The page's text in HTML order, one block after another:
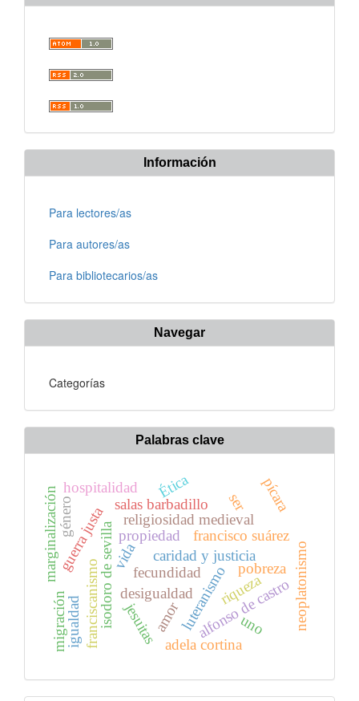
Información
Para lectores/as
Para autores/as
Para bibliotecarios/as
Navegar
Categorías
Palabras clave
desigualdad
pobreza
caridad y justicia
isodoro de sevilla
religiosidad medieval
propiedad
alfonso de castro
franciscanismo luteranismo
francisco suárez
guerra justa
jesuitasamor
marginalización
neoplatonismo
pícara
salas barbadillo
riqueza
fecundidad
ser
uno
vida
adela cortina
Ética
igualdad
hospitalidad
migración
género